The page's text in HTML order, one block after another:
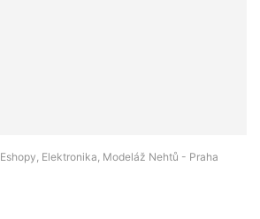
Eshopy, Elektronika, Modeláž Nehtů - Praha